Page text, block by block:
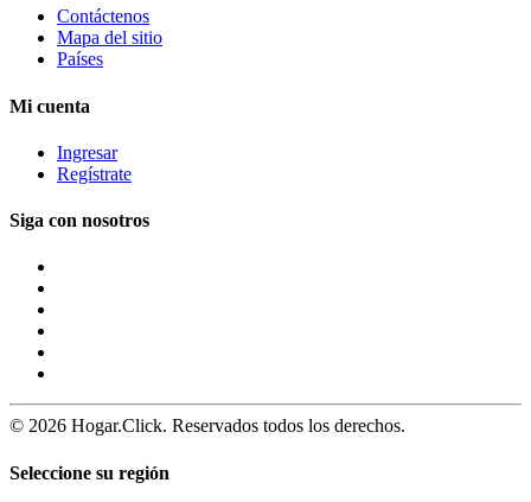
Contáctenos
Mapa del sitio
Países
Mi cuenta
Ingresar
Regístrate
Siga con nosotros
© 2026 Hogar.Click. Reservados todos los derechos.
Seleccione su región